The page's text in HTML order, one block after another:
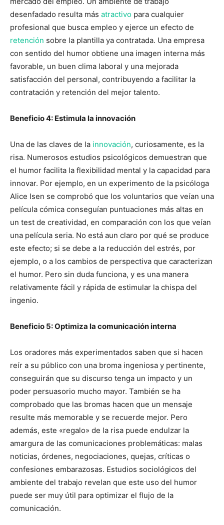
desenfadado resulta más atractivo para cualquier
profesional que busca empleo y ejerce un efecto de
retención sobre la plantilla ya contratada. Una empresa
con sentido del humor obtiene una imagen interna más
favorable, un buen clima laboral y una mejorada
satisfacción del personal, contribuyendo a facilitar la
contratación y retención del mejor talento.
Beneficio 4: Estimula la innovación
Una de las claves de la innovación, curiosamente, es la
risa. Numerosos estudios psicológicos demuestran que
el humor facilita la flexibilidad mental y la capacidad para
innovar. Por ejemplo, en un experimento de la psicóloga
Alice Isen se comprobó que los voluntarios que veían una
película cómica conseguían puntuaciones más altas en
un test de creatividad, en comparación con los que veían
una película seria. No está aun claro por qué se produce
este efecto; si se debe a la reducción del estrés, por
ejemplo, o a los cambios de perspectiva que caracterizan
el humor. Pero sin duda funciona, y es una manera
relativamente fácil y rápida de estimular la chispa del
ingenio.
Beneficio 5: Optimiza la comunicación interna
Los oradores más experimentados saben que si hacen
reír a su público con una broma ingeniosa y pertinente,
conseguirán que su discurso tenga un impacto y un
poder persuasorio mucho mayor. También se ha
comprobado que las bromas hacen que un mensaje
resulte más memorable y se recuerde mejor. Pero
además, este «regalo» de la risa puede endulzar la
amargura de las comunicaciones problemáticas: malas
noticias, órdenes, negociaciones, quejas, críticas o
confesiones embarazosas. Estudios sociológicos del
ambiente del trabajo revelan que este uso del humor
puede ser muy útil para optimizar el flujo de la
comunicación.